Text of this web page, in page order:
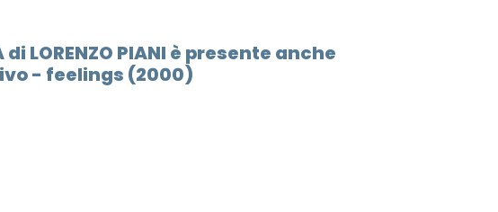
di LORENZO PIANI è presente anche
- feelings (2000)